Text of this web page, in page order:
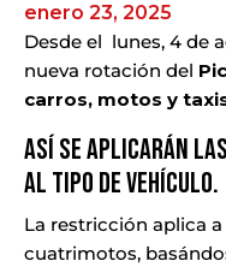
enero 23, 2025
Desde el lunes, 4 de
nueva rotación del
carros, motos y
Así se aplicarán
al tipo de vehículo.
La restricción aplica
cuatrimotos,